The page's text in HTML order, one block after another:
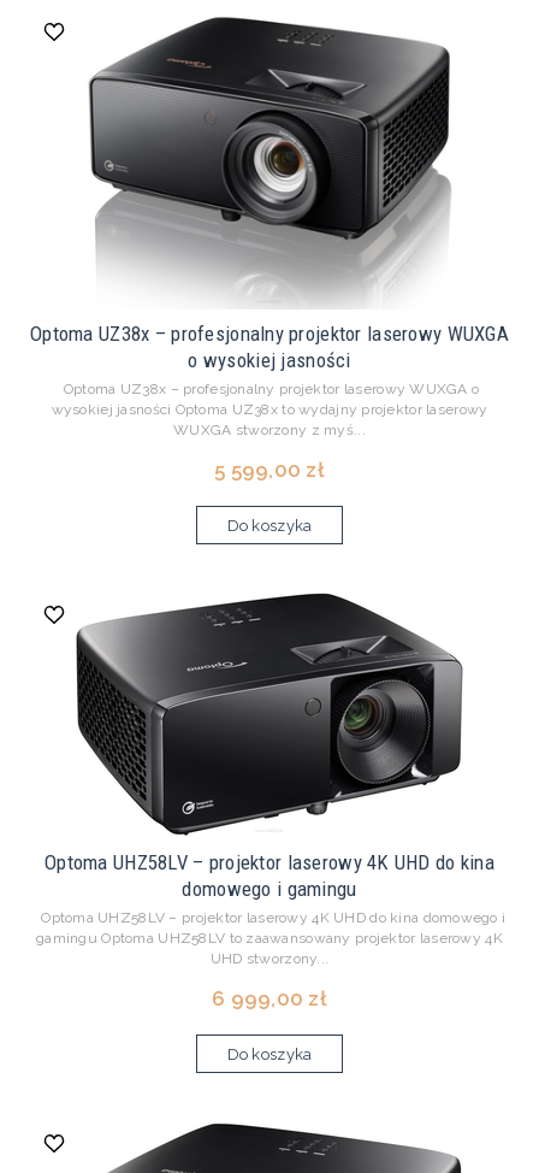
Optoma UZ38x – profesjonalny projektor laserowy WUXGA
o wysokiej jasności
Optoma UZ38x – profesjonalny projektor laserowy WUXGA o
wysokiej jasności Optoma UZ38x to wydajny projektor laserowy
WUXGA stworzony z myś...
5 599,00 zł
Do koszyka
Optoma UHZ58LV – projektor laserowy 4K UHD do kina
domowego i gamingu
Optoma UHZ58LV – projektor laserowy 4K UHD do kina domowego i
gamingu Optoma UHZ58LV to zaawansowany projektor laserowy 4K
UHD stworzony...
6 999,00 zł
Do koszyka